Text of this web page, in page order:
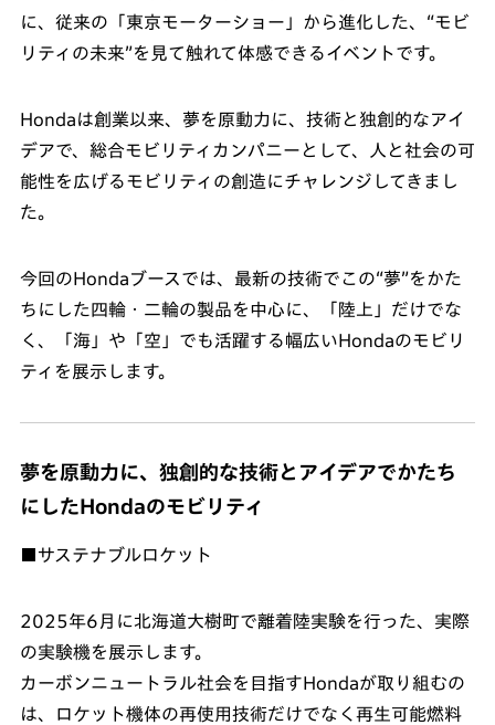
に、従来の「東京モーターショー」から進化した、“モビ
リティの未来”を見て触れて体感できるイベントです。
Hondaは創業以来、夢を原動力に、技術と独創的なアイ
デアで、総合モビリティカンパニーとして、人と社会の可
能性を広げるモビリティの創造にチャレンジしてきまし
た。
今回のHondaブースでは、最新の技術でこの“夢”をかた
ちにした四輪・二輪の製品を中心に、「陸上」だけでな
く、「海」や「空」でも活躍する幅広いHondaのモビリ
ティを展示します。
夢を原動力に、独創的な技術とアイデアでかたち
にしたHondaのモビリティ
■サステナブルロケット
2025年6月に北海道大樹町で離着陸実験を行った、実際
の実験機を展示します。
カーボンニュートラル社会を目指すHondaが取り組むの
は、ロケット機体の再使用技術だけでなく再生可能燃料